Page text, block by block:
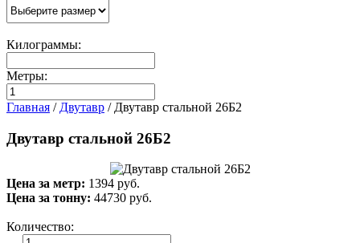
Килограммы:
Метры:
Главная / Двутавр / Двутавр стальной 26Б2
Двутавр стальной 26Б2
Цена за метр: 1394 руб.
Цена за тонну: 44730 руб.
Количество: